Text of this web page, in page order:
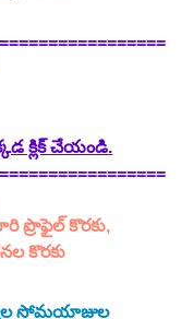
క్లిక్ చేయండి.
ప్రొఫైల్ కొరకు,
కొరకు
సోమయాజుల